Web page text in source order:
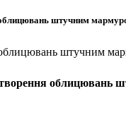
облицювань штучним
штучним
облицювань